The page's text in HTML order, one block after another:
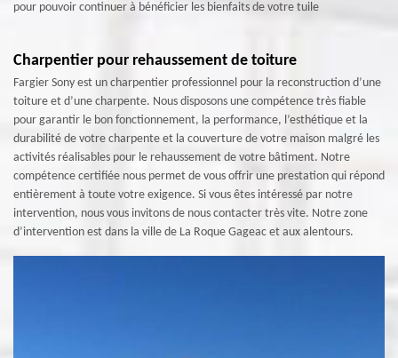
pour pouvoir continuer à bénéficier les bienfaits de votre tuile
Charpentier pour rehaussement de toiture
Fargier Sony est un charpentier professionnel pour la reconstruction d’une
toiture et d’une charpente. Nous disposons une compétence très fiable
pour garantir le bon fonctionnement, la performance, l’esthétique et la
durabilité de votre charpente et la couverture de votre maison malgré les
activités réalisables pour le rehaussement de votre bâtiment. Notre
compétence certifiée nous permet de vous offrir une prestation qui répond
entièrement à toute votre exigence. Si vous êtes intéressé par notre
intervention, nous vous invitons de nous contacter très vite. Notre zone
d’intervention est dans la ville de La Roque Gageac et aux alentours.